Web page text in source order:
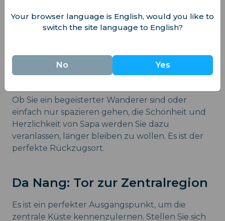
Ob Sie ein begeisterter Wanderer sind oder
einfach nur spazieren gehen, die Schönheit und
Herzlichkeit von Sapa werden Sie dazu
veranlassen, länger bleiben zu wollen. Es ist der
perfekte Rückzugsort.
Da Nang: Tor zur Zentralregion
Es ist ein perfekter Ausgangspunkt, um die
zentrale Küste kennenzulernen. Stellen Sie sich
Your browser language is English, would you like to
switch the site language to English?
No Yes